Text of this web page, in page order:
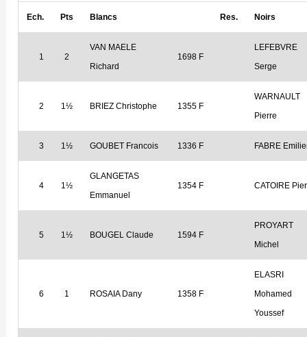
Ech. Pts Blancs Res. Noirs
1 2
VAN MAELE
Richard
1698 F
LEFEBVRE
Serge
2 1½ BRIEZ Christophe 1355 F
WARNAULT
Pierre
3 1½ GOUBET Francois 1336 F FABRE
4 1½
GLANGETAS
Emmanuel
1354 F CATOIRE
5 1½ BOUGEL Claude 1594 F
PROYART
Michel
6 1 ROSAIA Dany 1358 F
ELASRI
Mohamed
Youssef